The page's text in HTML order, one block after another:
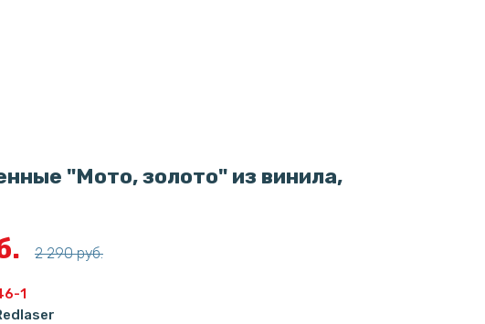
"Мото, золото" из винила,
2 290 руб.
1